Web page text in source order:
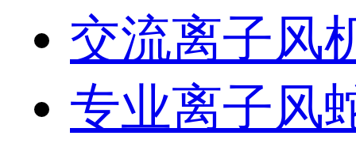
交流离子风
专业离子风